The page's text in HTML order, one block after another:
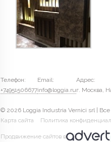
Телефон:
+74951506677
Email:
info@loggia.ru
Адрес:
г. Москва,
© 2026 Loggia Industria Vernici srl |
Карта сайта
Политика
Продвижение сайтов в